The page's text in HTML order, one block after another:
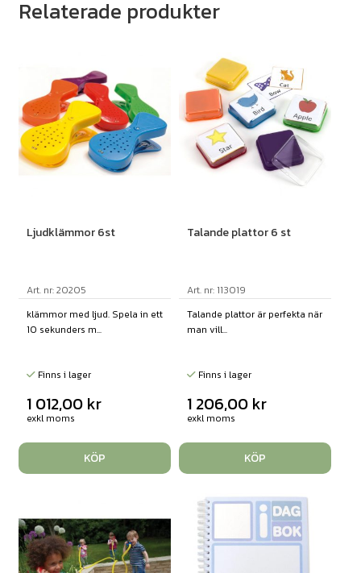
Relaterade produkter
Ljudklämmor 6st
Art. nr: 20205
klämmor med ljud. Spela in ett
10 sekunders m...
Finns i lager
1 012,00 kr
exkl moms
KÖP
Talande plattor 6 st
Art. nr: 113019
Talande plattor är perfekta när
man vill...
Finns i lager
1 206,00 kr
exkl moms
KÖP